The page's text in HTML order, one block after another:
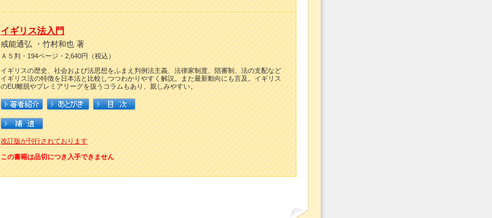
イギリス法入門
戒能通弘 ・竹村和也 著
Ａ５判・194ページ・2,640円（税込）
イギリスの歴史、社会および法思想をふまえ判例法主義、法律家制度、陪審制、法の支配など
イギリス法の特徴を日本法と比較しつつわかりやすく解説。また最新動向にも言及。イギリス
のEU離脱やプレミアリーグを扱うコラムもあり、親しみやすい。
改訂版が刊行されております
この書籍は品切につき入手できません